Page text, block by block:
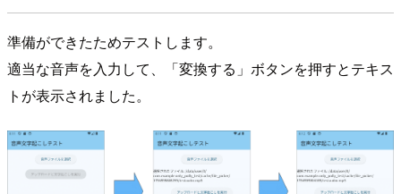
準備ができたためテストします。
適当な音声を入力して、「変換する」ボタンを押すとテキス
トが表示されました。